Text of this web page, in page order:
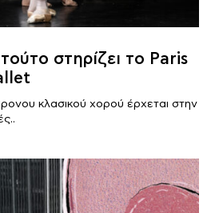
στηρίζει το Paris
κλασικού χορού έρχεται στην